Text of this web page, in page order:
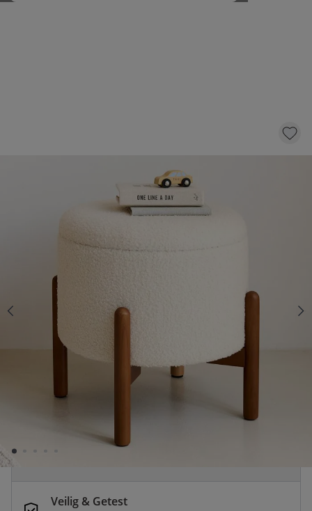
OPBERGPOEF «CERISE» | BEIGE
KLIK EN BESTEL
Op voorraad
Snelle levering
Voor 23:00 besteld, dezelfde dag
Veilig afrekenen met verschillende
Veilig & Getest